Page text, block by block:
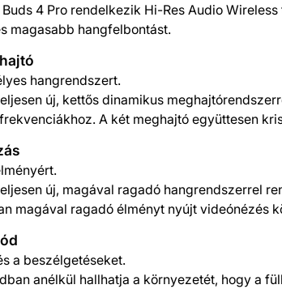
4 Pro rendelkezik Hi-Res Audio
magasabb hangfelbontást.
hangrendszert.
új, kettős dinamikus
A két meghajtó együttesen
új, magával ragadó hangrendszerrel
magával ragadó élményt nyújt
a beszélgetéseket.
anélkül hallhatja a környezetét, hogy a